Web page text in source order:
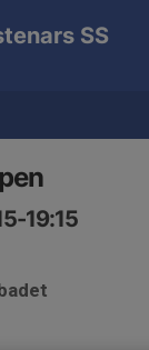
SS
19:15